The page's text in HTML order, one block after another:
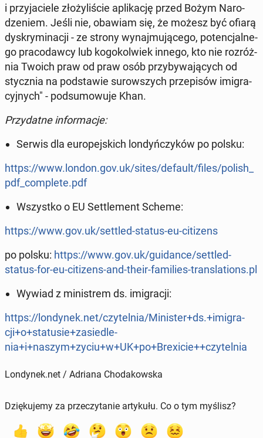
i przy­ja­cie­le zło­ży­li­ście apli­ka­cję przed Bożym Na­ro­
dze­niem. Jeśli nie, obawiam się, że możesz być ofiarą
dys­kry­mi­na­cji - ze strony wy­naj­mu­ją­ce­go, po­ten­cjal­ne­
go pra­co­daw­cy lub ko­go­kol­wiek innego, kto nie roz­róż­
nia Twoich praw od praw osób przy­by­wa­ją­cych od
stycz­nia na pod­sta­wie su­row­szych prze­pi­sów imi­gra­
cyj­nych" - pod­su­mo­wu­je Khan.
Przy­dat­ne in­for­ma­cje:
Serwis dla eu­ro­pej­skich lon­dyń­czy­ków po polsku:
https://www.london.gov.uk/sites/default/files/polish_
pdf_com­ple­te.pdf
Wszyst­ko o EU Set­tle­ment Scheme:
https://www.gov.uk/settled-status-eu-ci­ti­zens
po polsku: https://www.gov.uk/gu­idan­ce/settled-
status-for-eu-ci­ti­zens-and-their-fa­mi­lies-trans­la­tions.pl
Wywiad z mi­ni­strem ds. imi­gra­cji:
https://lon­dy­nek.net/czy­tel­nia/Mi­ni­ster+ds.+imi­gra­
cji+o+sta­tu­sie+za­sie­dle­
nia+i+naszym+zyciu+w+UK+po+Bre­xi­cie++czy­tel­nia
Londynek.net / Adriana Chodakowska
Dziękujemy za przeczytanie artykułu. Co o tym myślisz?